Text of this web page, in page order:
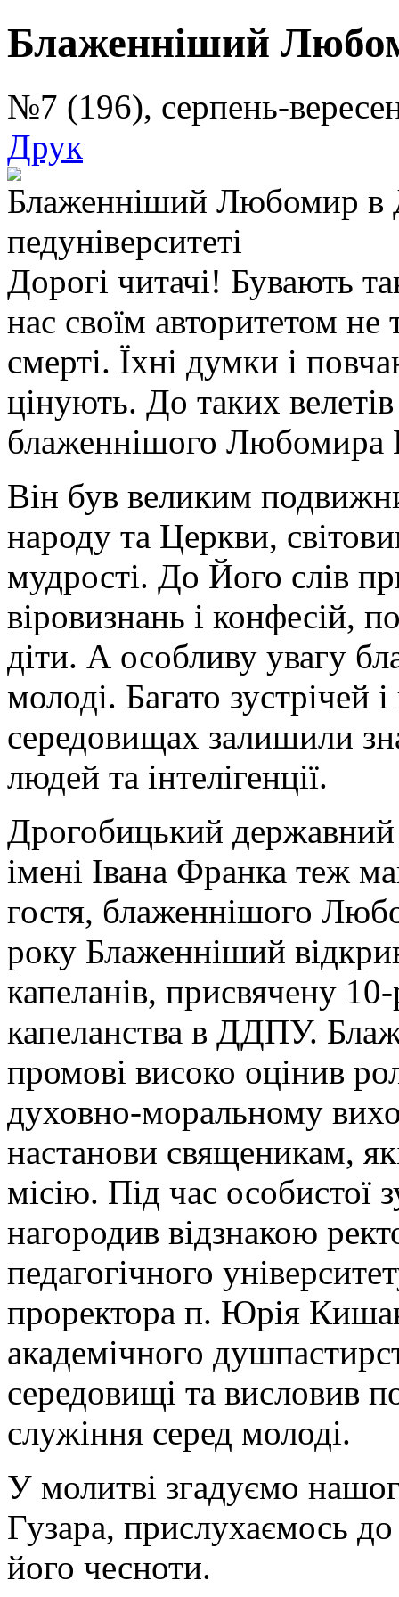
Блаженніший
№7 (196), серпень-
Друк
Блаженніший Любомир в
педуніверситеті
Дорогі читачі! Бувають
нас своїм авторитетом не
смерті. Їхні думки і
цінують. До таких
блаженнішого Любомира
Він був великим
народу та Церкви,
мудрості. До Його слів
віровизнань і конфесій,
діти. А особливу увагу
молоді. Багато
середовищах залишили
людей та інтелігенції.
Дрогобицький державний
імені Івана Франка теж
гостя, блаженнішого
року Блаженніший
капеланів, присвячену
капеланства в ДДПУ.
промові високо оцінив
духовно-моральному
настанови священикам,
місію. Під час
нагородив відзнакою
педагогічного
проректора п. Юрія
академічного
середовищі та висловив
служіння серед молоді.
У молитві згадуємо
Гузара, прислухаємось
його чесноти.